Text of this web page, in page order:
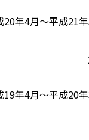
20年4月～平成21
19年4月～平成20